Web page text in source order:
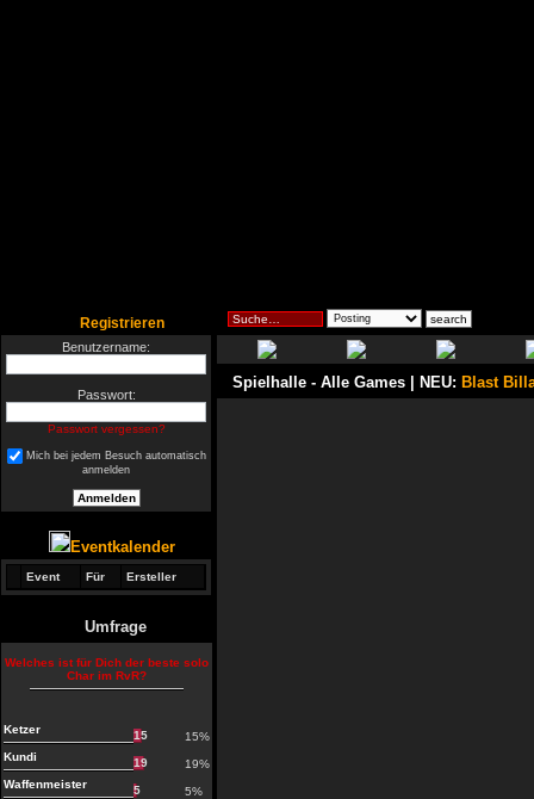
Registrieren
Benutzername:
Passwort:
Passwort vergessen?
Mich bei jedem Besuch automatisch
anmelden
Eventkalender
Event Für Ersteller
Umfrage
Welches ist für Dich der beste solo
Char im RvR?
Ketzer 15
15%
Kundi
19
19%
Waffenmeister
5
5%
Spielhalle- Alle Games | NEU: Blast